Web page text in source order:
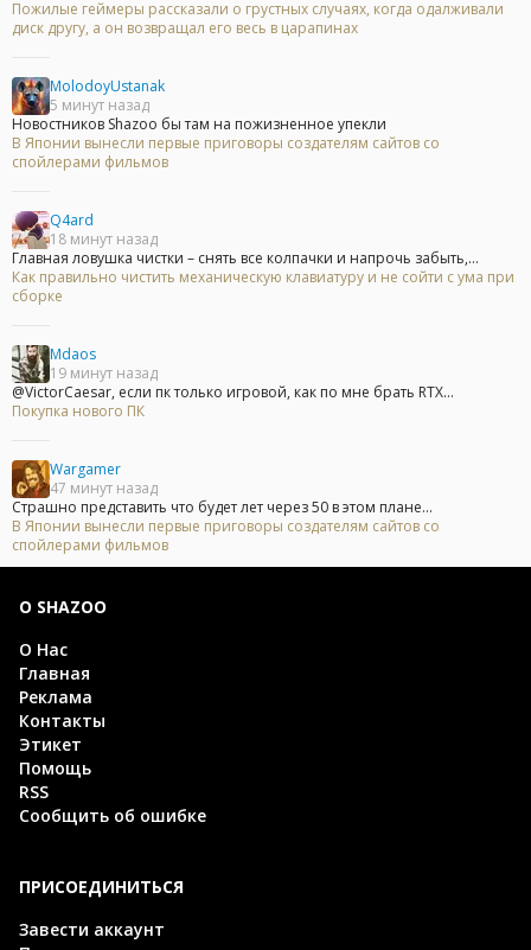
Пожилые геймеры рассказали о грустных случаях, когда одалживали
диск другу, а он возвращал его весь в царапинах
MolodoyUstanak
5 минут назад
Новостников Shazoo бы там на пожизненное упекли
В Японии вынесли первые приговоры создателям сайтов со
спойлерами фильмов
Q4ard
18 минут назад
Главная ловушка чистки – снять все колпачки и напрочь забыть,...
Как правильно чистить механическую клавиатуру и не сойти с ума при
сборке
Mdaos
19 минут назад
@VictorCaesar, если пк только игровой, как по мне брать RTX...
Покупка нового ПК
Wargamer
47 минут назад
Страшно представить что будет лет через 50 в этом плане...
В Японии вынесли первые приговоры создателям сайтов со
спойлерами фильмов
О SHAZOO
О Нас
Главная
Реклама
Контакты
Этикет
Помощь
RSS
Сообщить об ошибке
ПРИСОЕДИНИТЬСЯ
Завести аккаунт